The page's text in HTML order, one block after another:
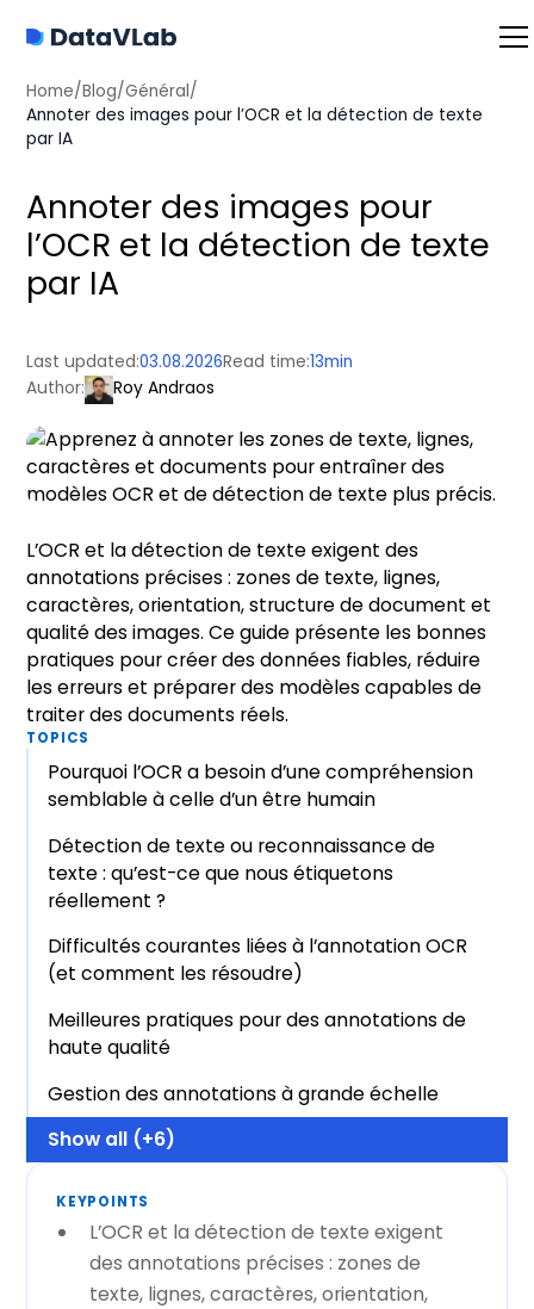
Home/Blog/Général/
Annoter des images pour l’OCR et la détection de texte
par IA
Annoter des images pour
l’OCR et la détection de texte
par IA
Last updated:03.08.2026Read time:13min
Author:
Roy Andraos
L’OCR et la détection de texte exigent des
annotations précises : zones de texte, lignes,
caractères, orientation, structure de document et
qualité des images. Ce guide présente les bonnes
pratiques pour créer des données fiables, réduire
les erreurs et préparer des modèles capables de
traiter des documents réels.
TOPICS
Pourquoi l’OCR a besoin d’une compréhension
semblable à celle d’un être humain
Détection de texte ou reconnaissance de
texte : qu’est-ce que nous étiquetons
réellement ?
Difficultés courantes liées à l’annotation OCR
(et comment les résoudre)
Meilleures pratiques pour des annotations de
haute qualité
Gestion des annotations à grande échelle
Show all (+6)
KEYPOINTS
L’OCR et la détection de texte exigent
des annotations précises : zones de
texte, lignes, caractères, orientation,